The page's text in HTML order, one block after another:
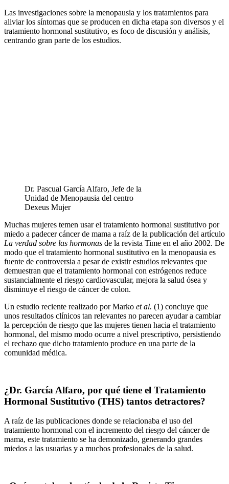
Las investigaciones sobre la menopausia y los tratamientos para
aliviar los síntomas que se producen en dicha etapa son diversos y el
tratamiento hormonal sustitutivo, es foco de discusión y análisis,
centrando gran parte de los estudios.
Dr. Pascual García Alfaro, Jefe de la
Unidad de Menopausia del centro
Dexeus Mujer
Muchas mujeres temen usar el tratamiento hormonal sustitutivo por
miedo a padecer cáncer de mama a raíz de la publicación del artículo
La verdad sobre las hormonas de la revista Time en el año 2002. De
modo que el tratamiento hormonal sustitutivo en la menopausia es
fuente de controversia a pesar de existir estudios relevantes que
demuestran que el tratamiento hormonal con estrógenos reduce
sustancialmente el riesgo cardiovascular, mejora la salud ósea y
disminuye el riesgo de cáncer de colon.
Un estudio reciente realizado por Marko et al. (1) concluye que
unos resultados clínicos tan relevantes no parecen ayudar a cambiar
la percepción de riesgo que las mujeres tienen hacia el tratamiento
hormonal, del mismo modo ocurre a nivel prescriptivo, persistiendo
el rechazo que dicho tratamiento produce en una parte de la
comunidad médica.
¿Dr. García Alfaro, por qué tiene el Tratamiento
Hormonal Sustitutivo (THS) tantos detractores?
A raíz de las publicaciones donde se relacionaba el uso del
tratamiento hormonal con el incremento del riesgo del cáncer de
mama, este tratamiento se ha demonizado, generando grandes
miedos a las usuarias y a muchos profesionales de la salud.